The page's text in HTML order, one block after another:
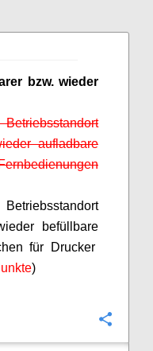
bzw. wieder
aufladbare
befüllbare
für Drucker
)